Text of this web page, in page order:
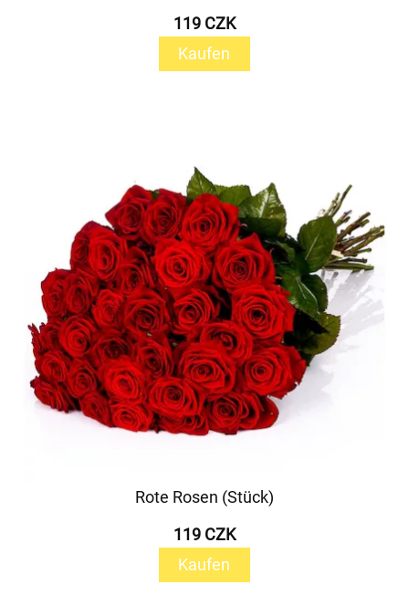
119 CZK
Kaufen
Rote Rosen (Stück)
119 CZK
Kaufen